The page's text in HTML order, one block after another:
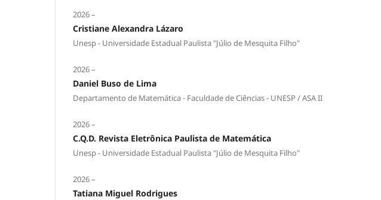
2026 –
Cristiane Alexandra Lázaro
Unesp - Universidade Estadual Paulista "Júlio de Mesquita Filho"
2026 –
Daniel Buso de Lima
Departamento de Matemática - Faculdade de Ciências - UNESP / ASA II
2026 –
C.Q.D. Revista Eletrônica Paulista de Matemática
Unesp - Universidade Estadual Paulista "Júlio de Mesquita Filho"
2026 –
Tatiana Miguel Rodrigues